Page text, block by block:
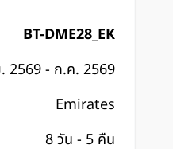
BT-DME28_EK
2569 - ก.ค. 2569
Emirates
8 วัน - 5 คืน